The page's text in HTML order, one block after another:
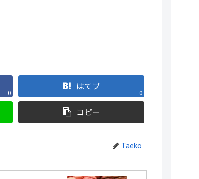
0
はてブ
0
コピー
Taeko